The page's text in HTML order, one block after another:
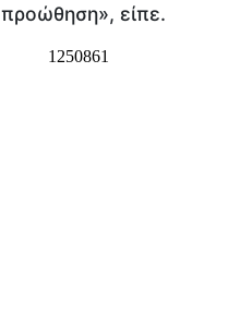
προώθηση», είπε.